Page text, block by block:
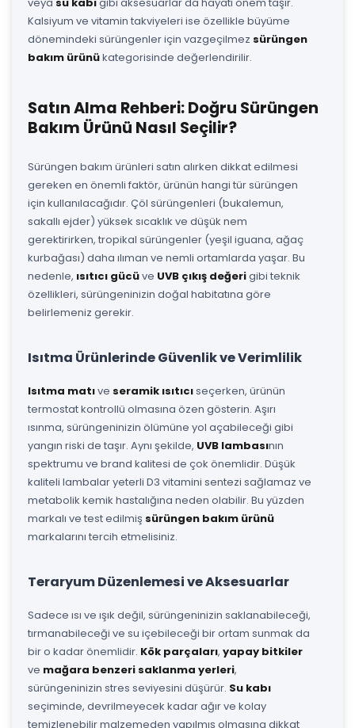
Kalsiyum ve vitamin takviyeleri ise özellikle büyüme
dönemindeki sürüngenler için vazgeçilmez sürüngen
bakım ürünükategorisinde değerlendirilir.
Satın Alma Rehberi: Doğru Sürüngen
Bakım Ürünü Nasıl Seçilir?
Sürüngen bakım ürünleri satın alırken dikkat edilmesi
gereken en önemli faktör, ürünün hangi tür sürüngen
için kullanılacağıdır. Çöl sürüngenleri (bukalemun,
sakallı ejder) yüksek sıcaklık ve düşük nem
gerektirirken, tropikal sürüngenler (yeşil iguana, ağaç
kurbağası) daha ılıman ve nemli ortamlarda yaşar. Bu
nedenle, ısıtıcı gücüve UVB çıkış değerigibi teknik
özellikleri, sürüngeninizin doğal habitatına göre
belirlemeniz gerekir.
Isıtma Ürünlerinde Güvenlik ve Verimlilik
Isıtma matıve seramik ısıtıcıseçerken, ürünün
termostat kontrollü olmasına özen gösterin. Aşırı
ısınma, sürüngeninizin ölümüne yol açabileceği gibi
yangın riski de taşır. Aynı şekilde, UVB lambasının
spektrumu ve brand kalitesi de çok önemlidir. Düşük
kaliteli lambalar yeterli D3 vitamini sentezi sağlamaz ve
metabolik kemik hastalığına neden olabilir. Bu yüzden
markalı ve test edilmiş sürüngen bakım ürünü
markalarını tercih etmelisiniz.
Teraryum Düzenlemesi ve Aksesuarlar
Sadece ısı ve ışık değil, sürüngeninizin saklanabileceği,
tırmanabileceği ve su içebileceği bir ortam sunmak da
bir o kadar önemlidir. Kök parçaları, yapay bitkiler
ve mağara benzeri saklanma yerleri,
sürüngeninizin stres seviyesini düşürür. Su kabı
seçiminde, devrilmeyecek kadar ağır ve kolay
temizlenebilir malzemeden yapılmış olmasına dikkat